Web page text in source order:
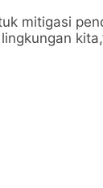
mitigasi